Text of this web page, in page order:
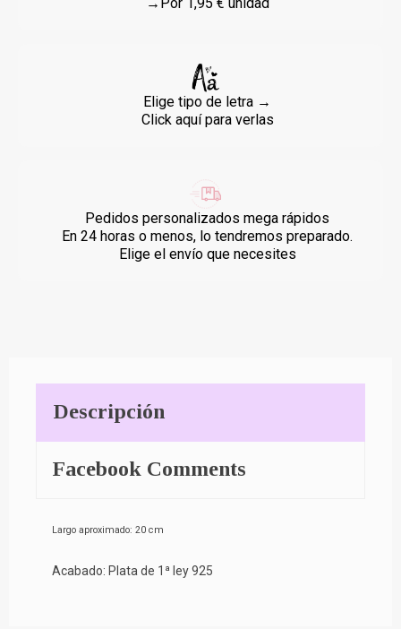
Elige tipo de letra →
Click aquí para verlas
Pedidos personalizados mega rápidos
En 24 horas o menos, lo tendremos preparado.
Elige el envío que necesites
Descripción
Facebook Comments
Largo aproximado: 20 cm
Acabado: Plata de 1ª ley 925